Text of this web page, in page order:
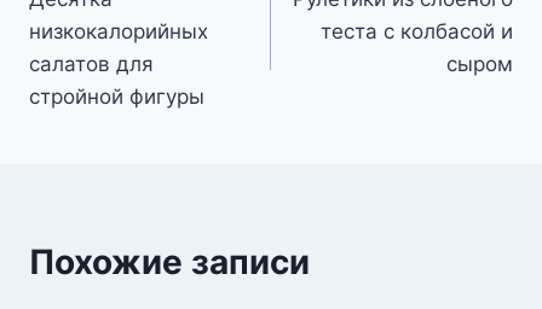
по
записям
низкокалорийных
салатов для
стройной фигуры
теста с колбасой и
сыром
Похожие записи